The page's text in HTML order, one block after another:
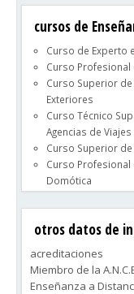
laboral,
demandan las
cursos de
Curso de Experto
Curso Profesional
Curso Superior
Exteriores
Curso Técnico
Agencias de Viajes
Curso Superior
Curso Profesional
Domótica
Curso Superior
Curso de Experto
otros datos de
acreditaciones
Miembro de la
Enseñanza a